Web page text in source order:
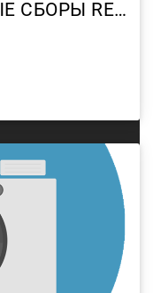
ВЕСЕННИЕ СПОРТИВНЫЕ СБОРЫ RED RACING GROUP В АНАПЕ